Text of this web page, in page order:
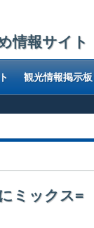
情報サイト
観光情報掲示板
ミックス=